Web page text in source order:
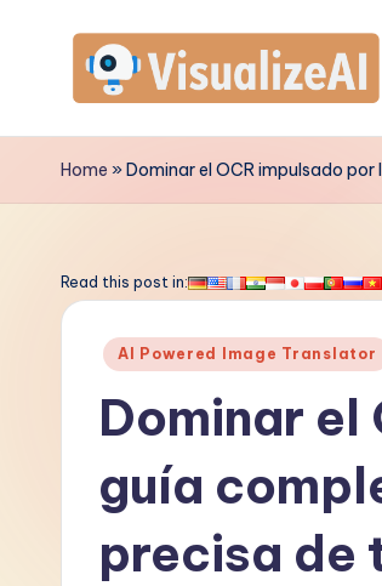
contenido
V
is
a
Home »Dominar el OCR impulsado
Read this post in:
Publicado
AI Powered Image Translator
Dominar el
guía
precisa de